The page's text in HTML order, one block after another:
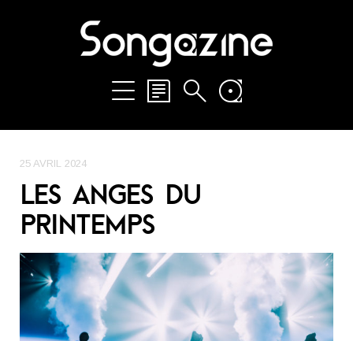
25 AVRIL 2024
LES ANGES DU
PRINTEMPS